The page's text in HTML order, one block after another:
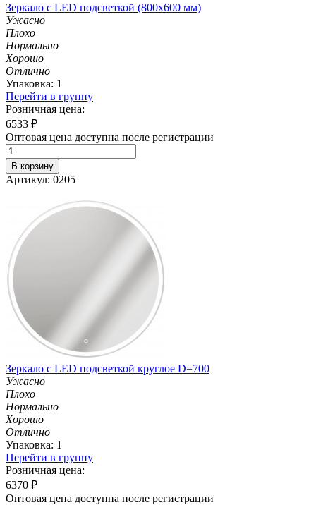
Зеркало с LED подсветкой (800х600 мм)
Ужасно
Плохо
Нормально
Хорошо
Отлично
Упаковка: 1
Перейти в группу
Розничная цена:
6533 ₽
Оптовая цена доступна после регистрации
В корзину
Артикул: 0205
Зеркало с LED подсветкой круглое D=700
Ужасно
Плохо
Нормально
Хорошо
Отлично
Упаковка: 1
Перейти в группу
Розничная цена:
6370 ₽
Оптовая цена доступна после регистрации